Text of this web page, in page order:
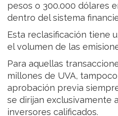
pesos o 300.000 dólares
dentro del sistema
Esta reclasificación tiene
el volumen de las
Para aquellas
millones de UVA,
aprobación previa
se dirijan exclusivamente
inversores calificados.